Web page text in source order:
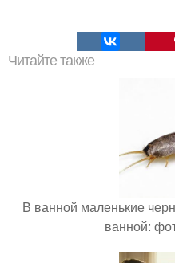
Читайте также
В ванной маленькие
ванной: